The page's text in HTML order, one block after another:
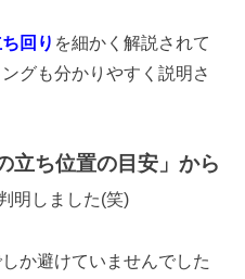
回り を細かく解説されて
グも分かりやすく説明さ
立ち位置の目安」から
明しました(笑)
か避けていませんでした